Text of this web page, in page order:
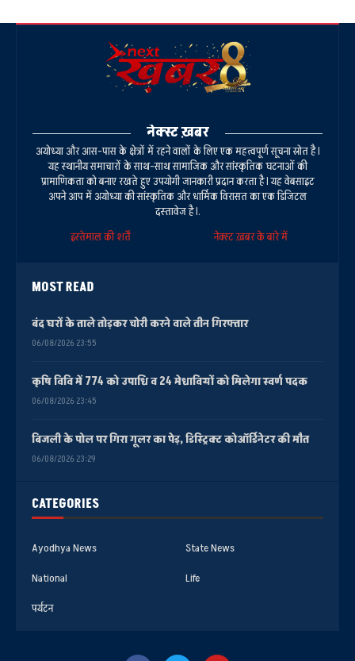
CATEGORIES
Ayodhya News
State News
National
Life
पर्यटन
नेक्स्ट ख़बर
अयोध्या और आस-पास के क्षेत्रों में रहने वालों के लिए एक महत्वपूर्ण सूचना स्रोत है।
यह स्थानीय समाचारों के साथ-साथ सामाजिक और सांस्कृतिक घटनाओं की
प्रामाणिकता को बनाए रखते हुए उपयोगी जानकारी प्रदान करता है। यह वेबसाइट
अपने आप में अयोध्या की सांस्कृतिक और धार्मिक विरासत का एक डिजिटल
दस्तावेज है।.
इस्तेमाल की शर्तें
नेक्स्ट ख़बर के बारे में
MOST READ
बंद घरों के ताले तोड़कर चोरी करने वाले तीन गिरफ्तार
06/08/2026 23:55
कृषि विवि में 774 को उपाधि व 24 मेधावियों को मिलेगा स्वर्ण पदक
06/08/2026 23:45
बिजली के पोल पर गिरा गूलर का पेड़, डिस्ट्रिक्ट कोऑर्डिनेटर की मौत
06/08/2026 23:29